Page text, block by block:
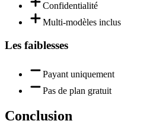
Confidentialité
Multi-modèles inclus
Les faiblesses
Payant uniquement
Pas de plan gratuit
Conclusion